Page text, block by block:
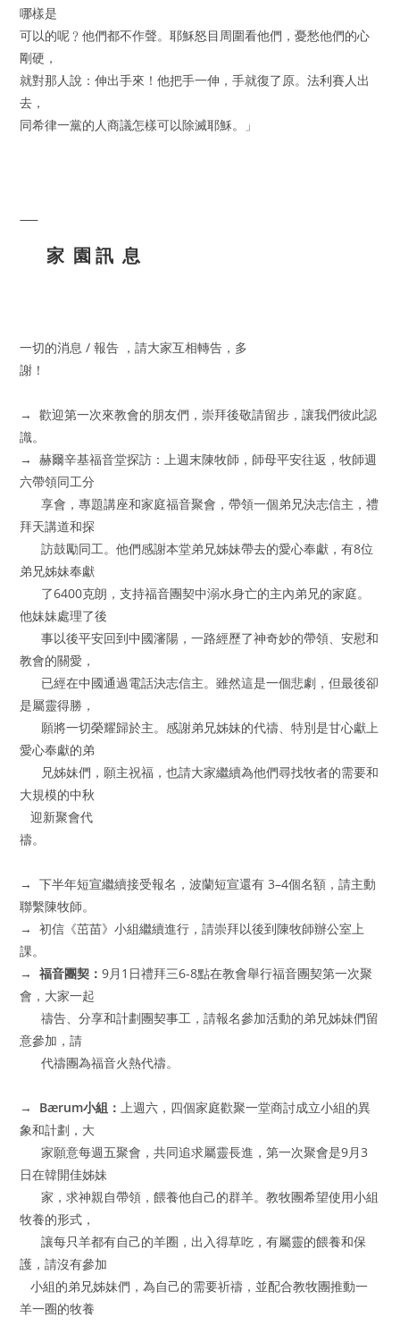
哪樣是
可以的呢﹖他們都不作聲。耶穌怒目周圍看他們，憂愁他們的心
剛硬，
就對那人說：伸出手來！他把手一伸，手就復了原。法利賽人出
去，
同希律一黨的人商議怎樣可以除滅耶穌。」
家 園 訊 息
一切的消息 / 報告 ，請大家互相轉告，多
謝！
→ 歡迎第一次來教會的朋友們，崇拜後敬請留步，讓我們彼此認
識。
→ 赫爾辛基福音堂探訪：上週末陳牧師，師母平安往返，牧師週
六帶領同工分
享會，專題講座和家庭福音聚會，帶領一個弟兄決志信主，禮
拜天講道和探
訪鼓勵同工。他們感謝本堂弟兄姊妹帶去的愛心奉獻，有8位
弟兄姊妹奉獻
了6400克朗，支持福音團契中溺水身亡的主內弟兄的家庭。
他妹妹處理了後
事以後平安回到中國瀋陽，一路經歷了神奇妙的帶領、安慰和
教會的關愛，
已經在中國通過電話決志信主。雖然這是一個悲劇，但最後卻
是屬靈得勝，
願將一切榮耀歸於主。感謝弟兄姊妹的代禱、特別是甘心獻上
愛心奉獻的弟
兄姊妹們，願主祝福，也請大家繼續為他們尋找牧者的需要和
大規模的中秋
迎新聚會代
禱。
→ 下半年短宣繼續接受報名，波蘭短宣還有 3–4個名額，請主動
聯繫陳牧師。
→ 初信《茁苗》小組繼續進行，請崇拜以後到陳牧師辦公室上
課。
→福音團契：9月1日禮拜三6-8點在教會舉行福音團契第一次聚
會，大家一起
禱告、分享和計劃團契事工，請報名參加活動的弟兄姊妹們留
意參加，請
代禱團為福音火熱代禱。
→ Bærum小組：上週六，四個家庭歡聚一堂商討成立小組的異
象和計劃，大
家願意每週五聚會，共同追求屬靈長進，第一次聚會是9月3
日在韓開佳姊妹
家，求神親自帶領，餵養他自己的群羊。教牧團希望使用小組
牧養的形式，
讓每只羊都有自己的羊圈，出入得草吃，有屬靈的餵養和保
護，請沒有參加
小組的弟兄姊妹們，為自己的需要祈禱，並配合教牧團推動一
羊一圈的牧養